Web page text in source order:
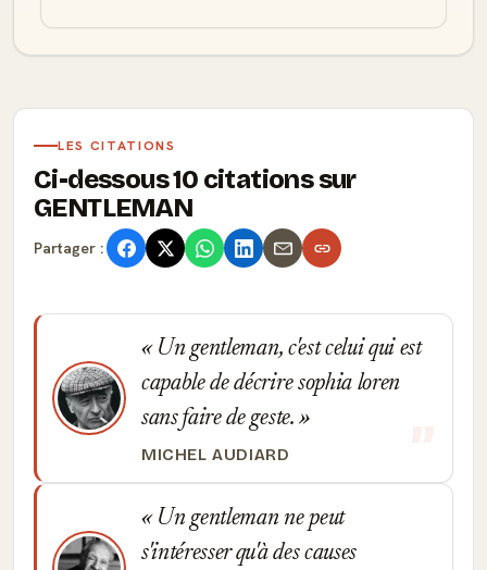
LES CITATIONS
Ci-dessous 10 citations sur
GENTLEMAN
Partager :
Un gentleman, c'est celui qui est
capable de décrire sophia loren
sans faire de geste.
MICHEL AUDIARD
Un gentleman ne peut
s'intéresser qu'à des causes